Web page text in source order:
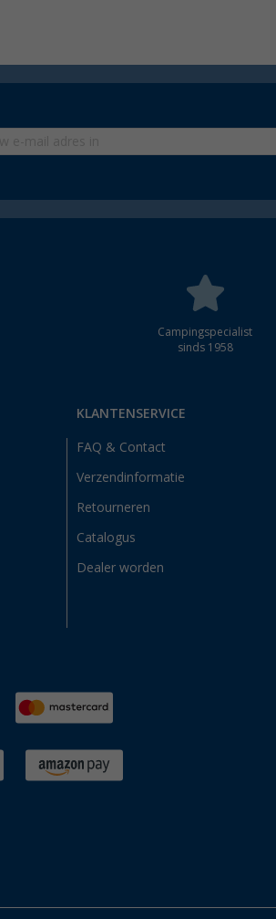
Campingspecialist
sinds 1958
KLANTENSERVICE
FAQ & Contact
Verzendinformatie
Retourneren
Catalogus
Dealer worden